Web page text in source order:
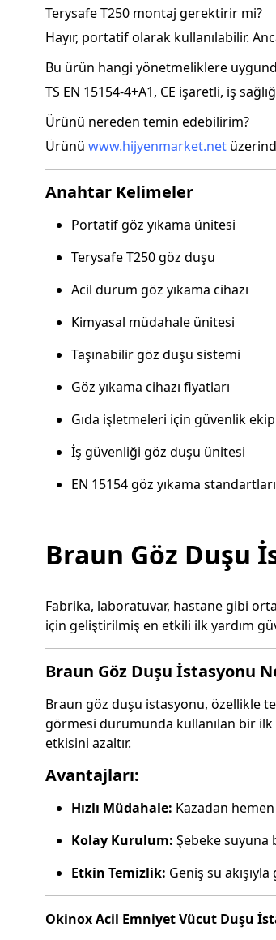
Terysafe T250 montaj gerektirir mi?
Hayır, portatif olarak kullanılabilir.
Bu ürün hangi yönetmeliklere
TS EN 15154-4+A1, CE işaretli, iş
Ürünü nereden temin edebilirim?
Ürünü www.hijyenmarket.net
Anahtar Kelimeler
Portatif göz yıkama ünitesi
Terysafe T250 göz duşu
Acil durum göz yıkama cihazı
Kimyasal müdahale ünitesi
Taşınabilir göz duşu sistemi
Göz yıkama cihazı fiyatları
Gıda işletmeleri için güvenlik
İş güvenliği göz duşu ünitesi
EN 15154 göz yıkama standartları
Braun Göz Duşu
Fabrika, laboratuvar, hastane gibi
için geliştirilmiş en etkili ilk yardım
Braun Göz Duşu İstasyonu
Braun göz duşu istasyonu, özellikle
görmesi durumunda kullanılan bir ilk
etkisini azaltır.
Avantajları:
Hızlı Müdahale: Kazadan
Kolay Kurulum: Şebeke suyuna
Etkin Temizlik: Geniş su
Okinox Acil Emniyet Vücut Duşu